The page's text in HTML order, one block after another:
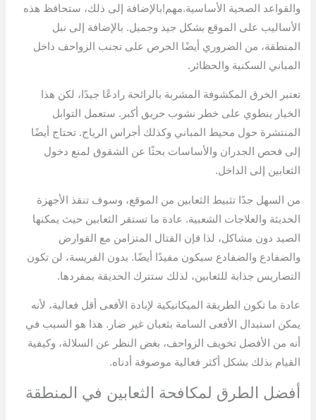
والقواعد الصحية الأساسية.مهم!بالإضافة إلى ذلك، ستحافظ هذه
الأساليب على الموقع بشكل جيد وجميل. بالإضافة إلى نبل
المنطقة، من الضروري أيضًا الحرص على تجنب الزواحف داخل
المباني السكنية والحظائر.
تعتبر الخرق المكشوفة المشربة بالرائحة رادعًا جيدًا، لكن هذا
الخيار ينطوي على خطر نشوب حريق أكبر. ستعمل التوابل
المنتشرة حول محيط المباني وكذلك أجراس الرياح. تحتاج أيضًا
إلى فحص الجدران والأساسات بحثًا عن الشقوق لمنع دخول
الثعابين إلى الداخل.
من السهل جدًا تثبيط الثعابين من الموقع، وسوف تنقذ الأجهزة
الحديثة والعلاجات الشعبية. عادة ما تستقر الثعابين حيث يمكنها
الصيد دون مشاكل، لذا فإن القتال المتزامن مع القوارض
والضفادع والضفادع سيكون مفيدًا أيضًا. بدون الفريسة، لن تكون
التضاريس جذابة للثعابين، لذلك ستترك الحديقة بمفردها.
عادة ما تكون الطريقة الميكانيكية لإبادة الأفعى أقل فعالية، لأنه
يمكن استبدال الأفعى السامة بثعبان غير ضار. هذا هو السبب في
أنه من الأفضل تخويف الزواحف، بغض النظر عن السلالة، وكيفية
القيام بذلك بشكل أكثر فعالية موصوفة أدناه.
أفضل الطرق لمكافحة الثعابين في المنطقة